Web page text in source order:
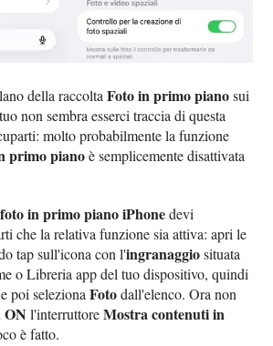
della raccoltaFoto in primo pianosui
non sembra esserci traccia di questa
molto probabilmente la funzione
primo pianoè semplicemente disattivata
in primo piano iPhonedevi
che la relativa funzione sia attiva: apri le
tap sull'icona con l'ingranaggiosituata
o Libreria app del tuo dispositivo, quindi
e poi selezionaFotodall'elenco. Ora non
ON l'interruttoreMostra contenuti in
è fatto.